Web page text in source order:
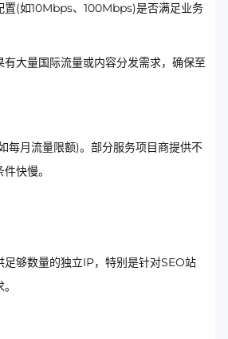
置(如10Mbps、100Mbps)是否满足业务
大量国际流量或内容分发需求，确保至
每月流量限额)。部分服务项目商提供不
快慢。
足够数量的独立IP，特别是针对SEO站